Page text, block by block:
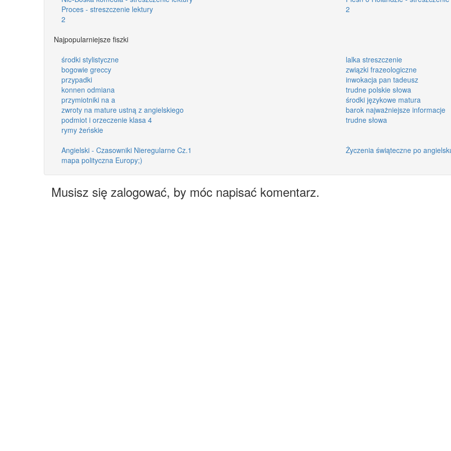
Proces - streszczenie lektury
2
2
Najpopularniejsze fiszki
środki stylistyczne
lalka streszczenie
bogowie greccy
związki frazeologiczne
przypadki
inwokacja pan tadeusz
konnen odmiana
trudne polskie słowa
przymiotniki na a
środki językowe matura
zwroty na mature ustną z angielskiego
barok najważniejsze informacje
podmiot i orzeczenie klasa 4
trudne słowa
rymy żeńskie
Angielski - Czasowniki Nieregularne Cz.1
Życzenia świąteczne po
mapa polityczna Europy;)
Musisz się zalogować, by móc napisać komentarz.